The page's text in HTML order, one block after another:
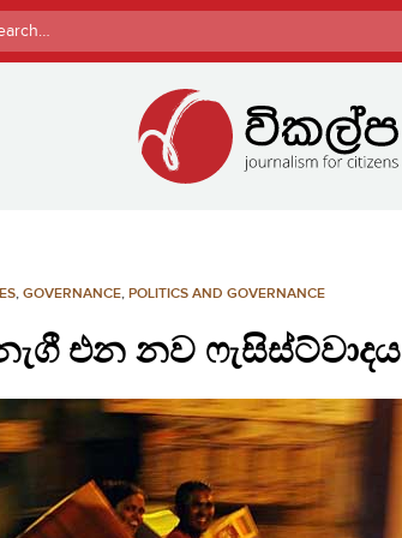
, GOVERNANCE, POLITICS AND GOVERNANCE
එන නව ෆැසිස්ට්වාදය